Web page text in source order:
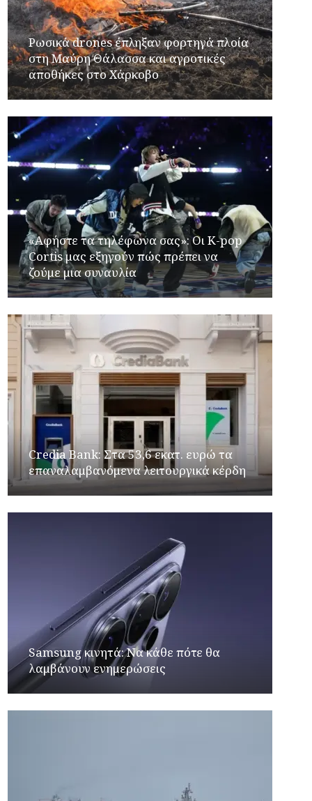
Ρωσικά drones έπληξαν φορτηγά πλοία
στη Μαύρη Θάλασσα και αγροτικές
αποθήκες στο Χάρκοβο
«Αφήστε τα τηλέφωνα σας»: Οι K-pop
Cortis μας εξηγούν πώς πρέπει να
ζούμε μια συναυλία
Credia Bank: Στα 53,6 εκατ. ευρώ τα
επαναλαμβανόμενα λειτουργικά κέρδη
Samsung κινητά: Να κάθε πότε θα
λαμβάνουν ενημερώσεις